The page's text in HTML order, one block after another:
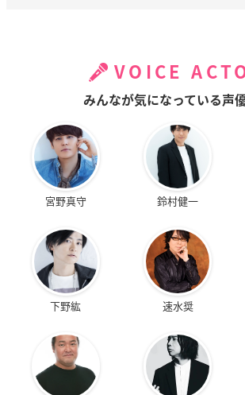
VOICE
みんなが気になっている声
宮野真守 鈴村健一
下野紘 速水奨